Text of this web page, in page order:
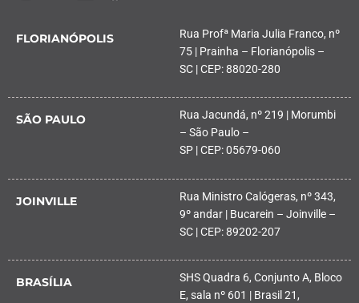
FLORIANÓPOLIS
Rua Profª Maria Julia Franco, nº
75 | Prainha – Florianópolis –
SC | CEP: 88020-280
SÃO PAULO
Rua Jacundá, nº 219 | Morumbi
– São Paulo –
SP | CEP: 05679-060
JOINVILLE
Rua Ministro Calógeras, nº 343,
9º andar | Bucarein – Joinville –
SC | CEP: 89202-207
BRASÍLIA
SHS Quadra 6, Conjunto A, Bloco
E, sala nº 601 | Brasil 21,